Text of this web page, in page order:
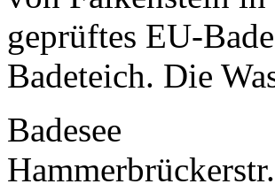
geprüftes EU-
Badeteich. Die
Badesee